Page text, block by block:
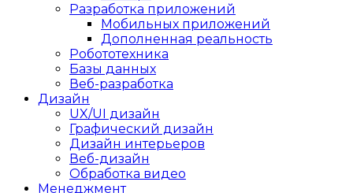
Разработка приложений
Мобильных приложений
Дополненная реальность
Робототехника
Базы данных
Веб-разработка
Дизайн
UX/UI дизайн
Графический дизайн
Дизайн интерьеров
Веб-дизайн
Обработка видео
Менеджмент